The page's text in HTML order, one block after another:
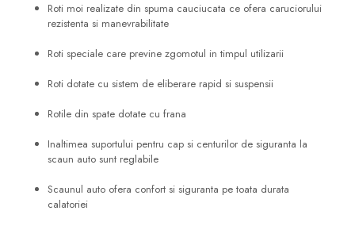
Roti moi realizate din spuma cauciucata ce ofera caruciorului
rezistenta si manevrabilitate
Roti speciale care previne zgomotul in timpul utilizarii
Roti dotate cu sistem de eliberare rapid si suspensii
Rotile din spate dotate cu frana
Inaltimea suportului pentru cap si centurilor de siguranta la
scaun auto sunt reglabile
Scaunul auto ofera confort si siguranta pe toata durata
calatoriei